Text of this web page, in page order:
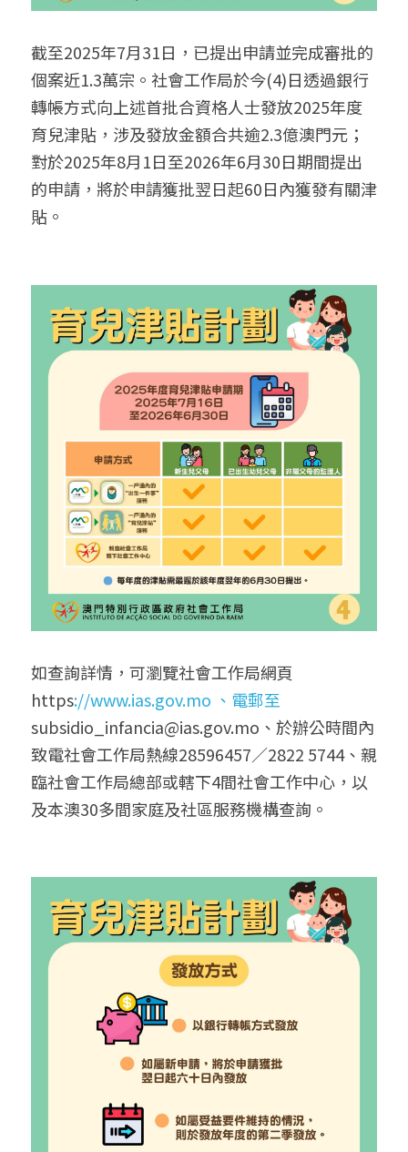
截至2025年7月31日，已提出申請並完成審批的
個案近1.3萬宗。社會工作局於今(4)日透過銀行
轉帳方式向上述首批合資格人士發放2025年度
育兒津貼，涉及發放金額合共逾2.3億澳門元；
對於2025年8月1日至2026年6月30日期間提出
的申請，將於申請獲批翌日起60日內獲發有關津
貼。
如查詢詳情，可瀏覽社會工作局網頁
https://www.ias.gov.mo 、電郵至
subsidio_infancia@ias.gov.mo、於辦公時間內
致電社會工作局熱線28596457／2822 5744、親
臨社會工作局總部或轄下4間社會工作中心，以
及本澳30多間家庭及社區服務機構查詢。